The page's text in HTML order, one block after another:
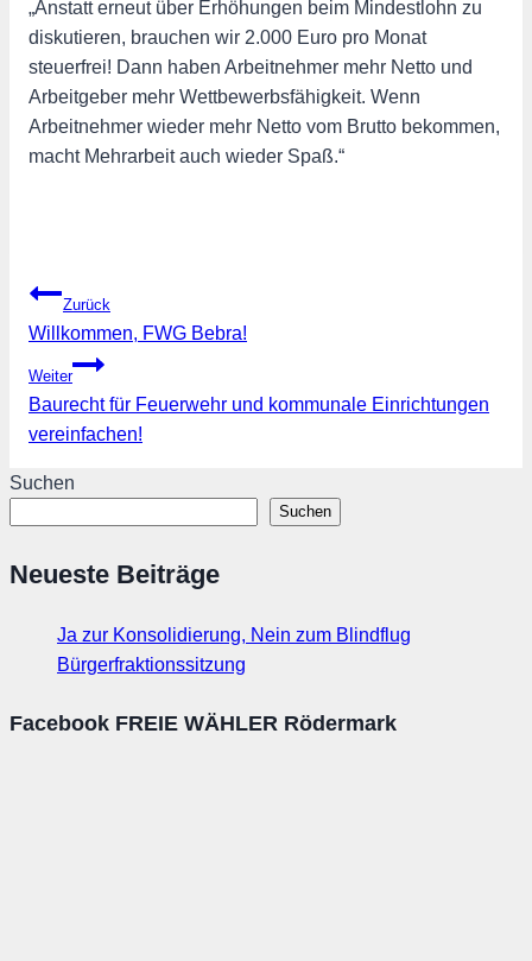
„Anstatt erneut über Erhöhungen beim Mindestlohn zu
diskutieren, brauchen wir 2.000 Euro pro Monat
steuerfrei! Dann haben Arbeitnehmer mehr Netto und
Arbeitgeber mehr Wettbewerbsfähigkeit. Wenn
Arbeitnehmer wieder mehr Netto vom Brutto bekommen,
macht Mehrarbeit auch wieder Spaß.“
Beitragsnavigation
Zurück
Willkommen, FWG Bebra!
Weiter
Baurecht für Feuerwehr und kommunale Einrichtungen
vereinfachen!
Suchen
Suchen
Neueste Beiträge
Ja zur Konsolidierung, Nein zum Blindflug
Bürgerfraktionssitzung
Facebook FREIE WÄHLER Rödermark